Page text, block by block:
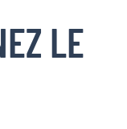
LE